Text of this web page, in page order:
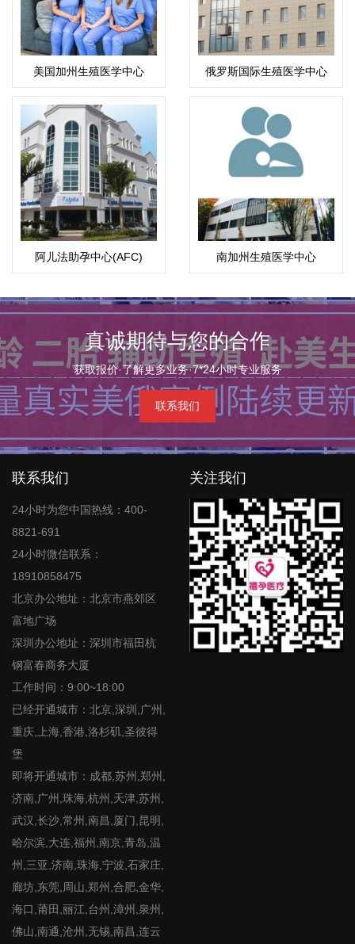
美国加州生殖医学中心
CCRH（洛杉矶）
俄罗斯国际生殖医学中心
(ICRM)
阿儿法助孕中心(AFC) 南加州生殖医学中心
真诚期待与您的合作
获取报价·了解更多业务·7*24小时专业服务
联系我们
联系我们
24小时为您中国热线：400-
8821-691
24小时微信联系：
18910858475
北京办公地址：北京市燕郊区
富地广场
深圳办公地址：深圳市福田杭
钢富春商务大厦
工作时间：9:00~18:00
已经开通城市：北京,深圳,广州,
重庆,上海,香港,洛杉矶,圣彼得
堡
即将开通城市：成都,苏州,郑州,
济南,广州,珠海,杭州,天津,苏州,
武汉,长沙,常州,南昌,厦门,昆明,
哈尔滨,大连,福州,南京,青岛,温
州,三亚,济南,珠海,宁波,石家庄,
廊坊,东莞,周山,郑州,合肥,金华,
海口,莆田,丽江,台州,漳州,泉州,
佛山,南通,沧州,无锡,南昌,连云
关注我们